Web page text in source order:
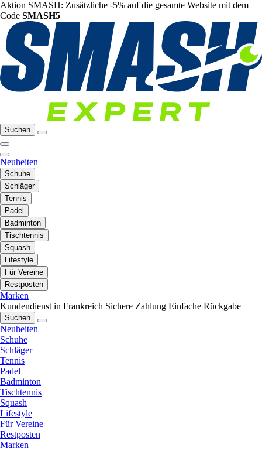
Aktion SMASH: Zusätzliche -5% auf die gesamte Website mit dem
Code SMASH5
Suchen
Neuheiten
Schuhe
Schläger
Tennis
Padel
Badminton
Tischtennis
Squash
Lifestyle
Für Vereine
Restposten
Marken
Kundendienst in Frankreich Sichere Zahlung Einfache Rückgabe
Suchen
Neuheiten
Schuhe
Schläger
Tennis
Padel
Badminton
Tischtennis
Squash
Lifestyle
Für Vereine
Restposten
Marken